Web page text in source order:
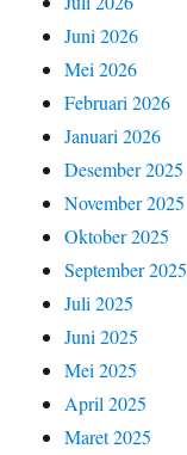
Juni 2026
Mei 2026
Februari 2026
Januari 2026
Desember 2025
November 2025
Oktober 2025
September 2025
Juli 2025
Juni 2025
Mei 2025
April 2025
Maret 2025